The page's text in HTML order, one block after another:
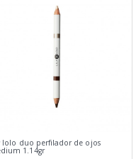
lolo duo perfilador de ojos
1.14gr